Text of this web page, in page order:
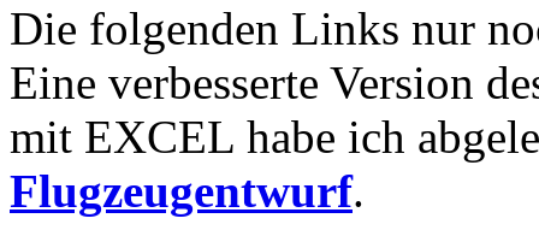
Die folgenden Links nur
Eine verbesserte Version
mit EXCEL habe ich
Flugzeugentwurf.